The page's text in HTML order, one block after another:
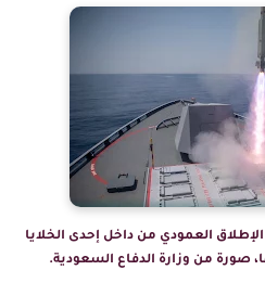
الإطلاق العمودي من داخل إحدى الخلايا
صورة من وزارة الدفاع السعودية.